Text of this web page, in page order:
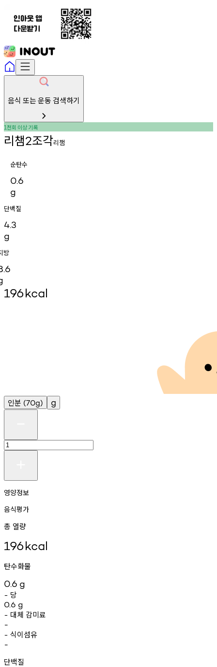
음식 또는 운동 검색하기
1천회 이상기록
리챔2조각리챔
순탄수
0.6
g
단백질
4.3
g
방
196kcal
인분 (70g) g
영양정보
음식평가
총 열량
196kcal
탄수화물
0.6 g
- 당
0.6 g
- 대체 감미료
-
- 식이섬유
-
단백질